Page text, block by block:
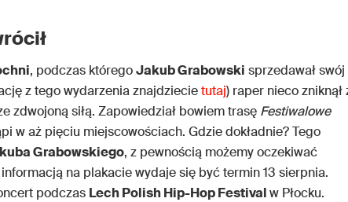
, podczas któregoJakub Grabowski sprzedawał swój
z tego wydarzenia znajdziecietutaj) raper nieco zniknął
zdwojoną siłą. Zapowiedział bowiem trasę Festiwalowe
w aż pięciu miejscowościach. Gdzie dokładnie? Tego
Grabowskiego, z pewnością możemy oczekiwać
na plakacie wydaje się być termin 13 sierpnia.
podczas Lech Polish Hip-Hop Festivalw Płocku.